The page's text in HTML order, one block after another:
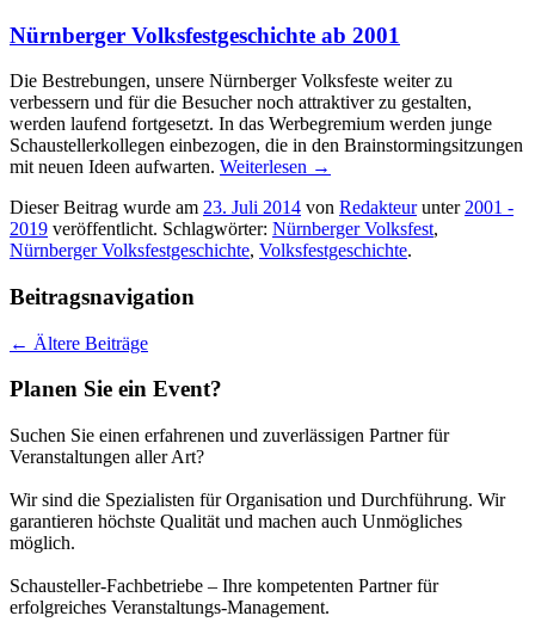
Nürnberger Volksfestgeschichte ab 2001
Die Bestrebungen, unsere Nürnberger Volksfeste weiter zu
verbessern und für die Besucher noch attraktiver zu gestalten,
werden laufend fortgesetzt. In das Werbegremium werden junge
Schaustellerkollegen einbezogen, die in den Brainstormingsitzungen
mit neuen Ideen aufwarten. Weiterlesen →
Dieser Beitrag wurde am 23. Juli 2014 von Redakteurunter 2001 -
2019 veröffentlicht. Schlagwörter: Nürnberger Volksfest,
Nürnberger Volksfestgeschichte, Volksfestgeschichte.
Beitragsnavigation
← Ältere Beiträge
Planen Sie ein Event?
Suchen Sie einen erfahrenen und zuverlässigen Partner für
Veranstaltungen aller Art?
Wir sind die Spezialisten für Organisation und Durchführung. Wir
garantieren höchste Qualität und machen auch Unmögliches
möglich.
Schausteller-Fachbetriebe – Ihre kompetenten Partner für
erfolgreiches Veranstaltungs-Management.